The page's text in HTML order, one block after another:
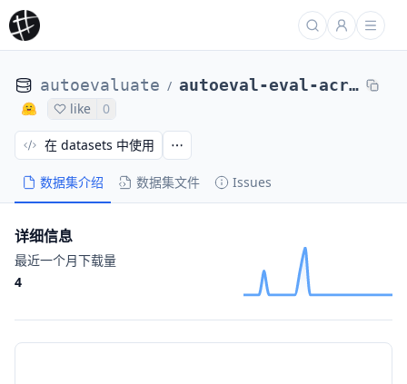
autoevaluate / autoeval-eval-acronym_identification-default-60b92e-53321145352
like 0
数据集介绍 数据集文件 Issues
在 datasets 中使用
详细信息
最近一个月下载量
4